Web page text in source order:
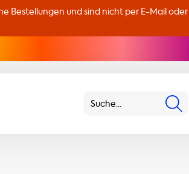
Bestellungen und sind nicht per E-Mail